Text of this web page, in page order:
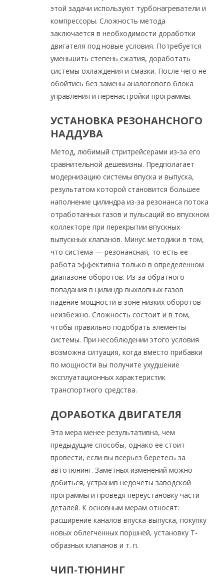
этой задачи используют турбонагреватели и
компрессоры. Сложность метода
заключается в необходимости доработки
двигателя под новые условия. Потребуется
уменьшить степень сжатия, доработать
системы охлаждения и смазки. После чего не
обойтись без замены аналогового блока
управления и перенастройки программы.
УСТАНОВКА РЕЗОНАНСНОГО
НАДДУВА
Метод, любимый стритрейсерами из-за его
сравнительной дешевизны. Предполагает
модернизацию системы впуска и выпуска,
результатом которой становится большее
наполнение цилиндра из-за резонанса потока
отработанных газов и пульсаций во впускном
коллекторе при перекрытии впускных-
выпускных клапанов. Минус методики в том,
что система — резонансная, то есть ее
работа эффективна только в определенном
диапазоне оборотов. Из-за обратного
попадания в цилиндр выхлопных газов
падение мощности в зоне низких оборотов
неизбежно. Сложность состоит и в том,
чтобы правильно подобрать элементы
системы. При несоблюдении этого условия
возможна ситуация, когда вместо прибавки
по мощности вы получите ухудшение
эксплуатационных характеристик
транспортного средства.
ДОРАБОТКА ДВИГАТЕЛЯ
Эта мера менее результативна, чем
предыдущие способы, однако ее стоит
провести, если вы всерьез беретесь за
автотюнинг. Заметных изменений можно
добиться, устранив недочеты заводской
программы и проведя переустановку части
деталей. К основным мерам относят:
расширение каналов впуска-выпуска, покупку
новых облегченных поршней, установку Т-
образных клапанов и т. п.
ЧИП-ТЮНИНГ